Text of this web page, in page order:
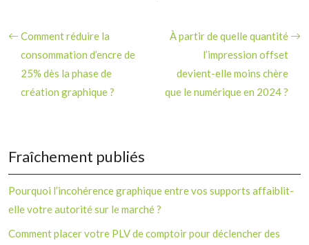
Comment réduire la
consommation d’encre de
25% dès la phase de
création graphique ?
À partir de quelle quantité
l’impression offset
devient-elle moins chère
que le numérique en 2024 ?
Fraîchement publiés
Pourquoi l’incohérence graphique entre vos supports affaiblit-
elle votre autorité sur le marché ?
Comment placer votre PLV de comptoir pour déclencher des